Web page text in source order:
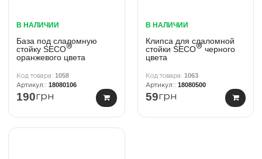
В НАЛИЧИИ
База под слаломную
стойку SECO®
оранжевого цвета
1058
18080106
190грн
В НАЛИЧИИ
Клипса для слаломной
стойки SECO® черного
цвета
1063
18080500
59грн